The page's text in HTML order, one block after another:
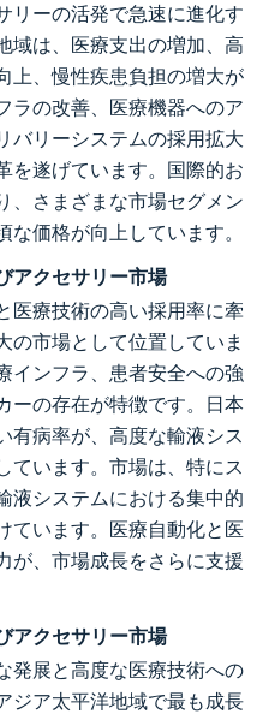
リーの活発で急速に進化す
域は、医療支出の増加、高
上、慢性疾患負担の増大が
ラの改善、医療機器へのア
バリーシステムの採用拡大
を遂げています。国際的お
、さまざまな市場セグメン
な価格が向上しています。
アクセサリー市場
医療技術の高い採用率に牽
の市場として位置していま
インフラ、患者安全への強
ーの存在が特徴です。日本
有病率が、高度な輸液シス
ています。市場は、特にス
液システムにおける集中的
ています。医療自動化と医
が、市場成長をさらに支援
アクセサリー市場
発展と高度な医療技術への
ジア太平洋地域で最も成長